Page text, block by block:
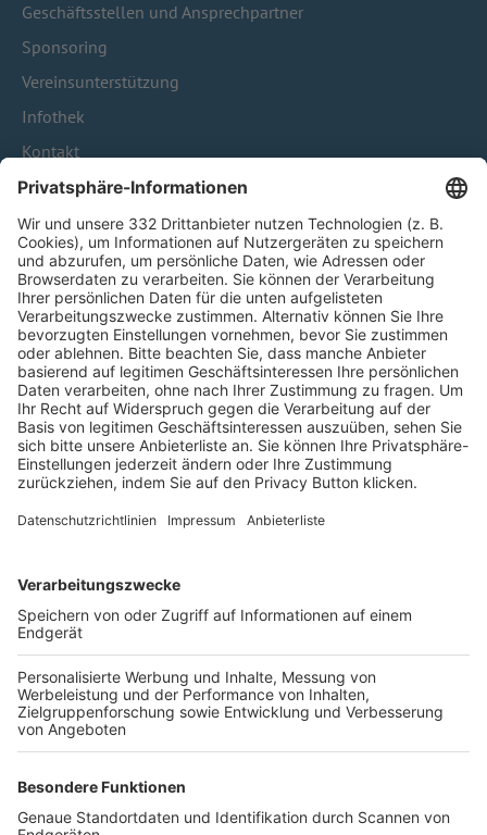
Geschäftsstellen und Ansprechpartner
Sponsoring
Vereinsunterstützung
Infothek
Kontakt
HÄUFIG BESUCHTE SEITEN
Pässe und Vereinswechsel
Trainerausbildung
Schulungsangebot Vereinsmitarbeiter
BFV-Geschäftsstellen
Trainerbörse
Login SpielPlus
FOLGE DEM BFV
TOP-VEREINE
TOP-PARTNER